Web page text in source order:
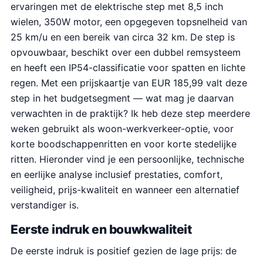
ervaringen met de elektrische step met 8,5 inch
wielen, 350W motor, een opgegeven topsnelheid van
25 km/u en een bereik van circa 32 km. De step is
opvouwbaar, beschikt over een dubbel remsysteem
en heeft een IP54-classificatie voor spatten en lichte
regen. Met een prijskaartje van EUR 185,99 valt deze
step in het budgetsegment — wat mag je daarvan
verwachten in de praktijk? Ik heb deze step meerdere
weken gebruikt als woon-werkverkeer-optie, voor
korte boodschappenritten en voor korte stedelijke
ritten. Hieronder vind je een persoonlijke, technische
en eerlijke analyse inclusief prestaties, comfort,
veiligheid, prijs-kwaliteit en wanneer een alternatief
verstandiger is.
Eerste indruk en bouwkwaliteit
De eerste indruk is positief gezien de lage prijs: de